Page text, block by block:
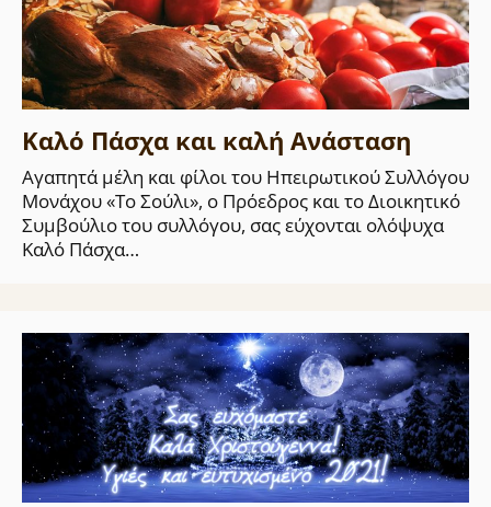
Καλό Πάσχα και καλή Ανάσταση
Αγαπητά μέλη και φίλοι του Ηπειρωτικού Συλλόγου
Μονάχου «Το Σούλι», ο Πρόεδρος και το Διοικητικό
Συμβούλιο του συλλόγου, σας εύχονται ολόψυχα
Καλό Πάσχα…